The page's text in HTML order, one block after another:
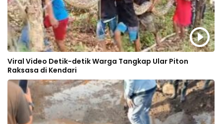
Viral Video Detik-detik Warga Tangkap Ular Piton
Raksasa di Kendari